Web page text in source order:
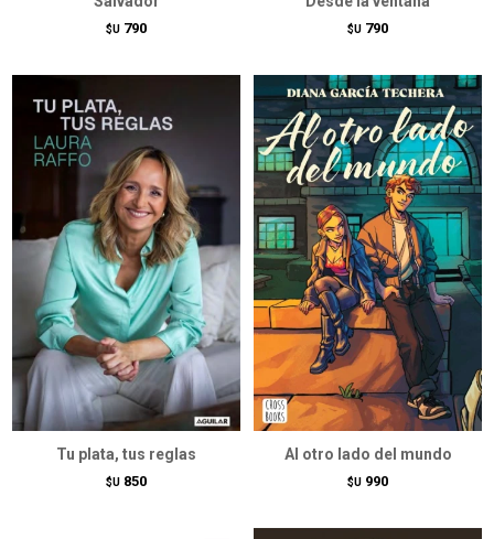
$U 790 $U 790
Tu plata, tus reglas
$U 850
Al otro lado del mundo
$U 990